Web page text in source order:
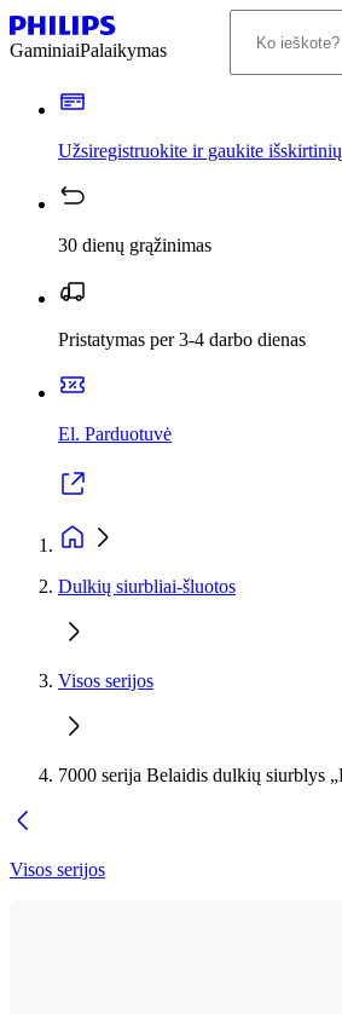
GaminiaiPalaikymas
Užsiregistruokite ir gaukite
30 dienų grąžinimas
Pristatymas per 3-4 darbo dienas
El. Parduotuvė
Dulkių siurbliai-šluotos
Visos serijos
7000 serija Belaidis dulkių siurblys
Visos serijos